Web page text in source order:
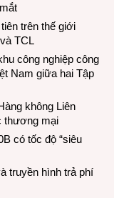
trên thế giới
TCL
công nghiệp công
Nam giữa hai Tập
không Liên
thương mại
có tốc độ “siêu
truyền hình trả phí